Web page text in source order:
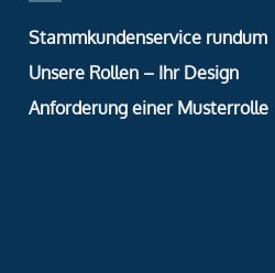
Stammkundenservice rundum
Unsere Rollen – Ihr Design
Anforderung einer Musterrolle